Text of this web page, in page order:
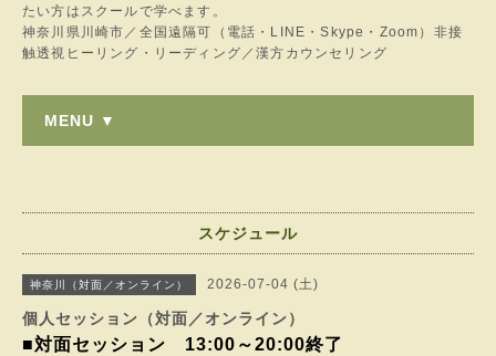
たい方はスクールで学べます。
神奈川県川崎市／全国遠隔可（電話・LINE・Skype・Zoom）非接
触透視ヒーリング・リーディング／漢方カウンセリング
MENU ▼
スケジュール
神奈川（対面／オンライン） 2026-07-04 (土)
個人セッション（対面／オンライン）
■対面セッション 13:00 ～20:00終了